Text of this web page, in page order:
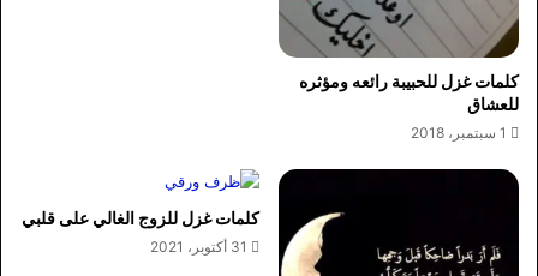
كلمات غزل للحبيبة رائعه ومؤثره
للعشاق
1 سبتمبر، 2018
كلمات غزل للزوج الغالي على قلبي
31 أكتوبر، 2021